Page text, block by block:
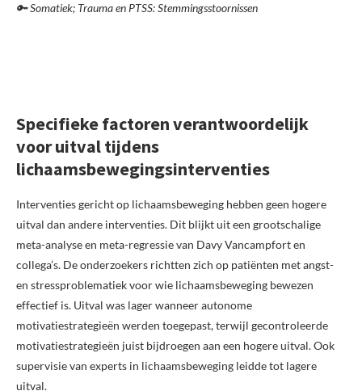
🔑 Somatiek; Trauma en PTSS: Stemmingsstoornissen
Specifieke factoren verantwoordelijk
voor uitval tijdens
lichaamsbewegingsinterventies
Interventies gericht op lichaamsbeweging hebben geen hogere
uitval dan andere interventies. Dit blijkt uit een grootschalige
meta-analyse en meta-regressie van Davy Vancampfort en
collega’s. De onderzoekers richtten zich op patiënten met angst-
en stressproblematiek voor wie lichaamsbeweging bewezen
effectief is. Uitval was lager wanneer autonome
motivatiestrategieën werden toegepast, terwijl gecontroleerde
motivatiestrategieën juist bijdroegen aan een hogere uitval. Ook
supervisie van experts in lichaamsbeweging leidde tot lagere
uitval.